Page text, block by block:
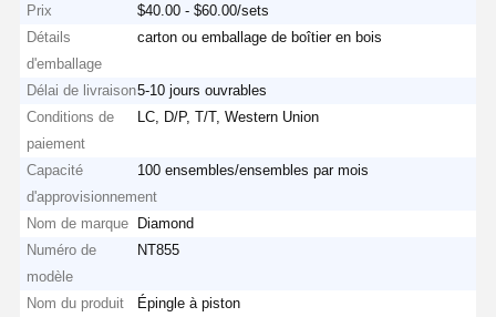
Prix
$40.00 - $60.00/sets
Détails
d'emballage
carton ou emballage de boîtier en bois
Délai de livraison5-10 jours ouvrables
Conditions de
paiement
LC, D/P, T/T, Western Union
Capacité
d'approvisionnement
100 ensembles/ensembles par mois
Nom de marque
Diamond
Numéro de
modèle
NT855
Nom du produit
Épingle à piston